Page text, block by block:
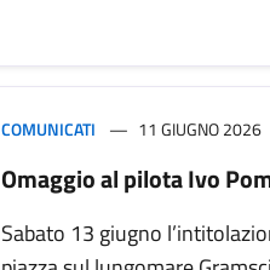
COMUNICATI 11 GIUGNO 2026
Omaggio al pilota Ivo
Sabato 13 giugno